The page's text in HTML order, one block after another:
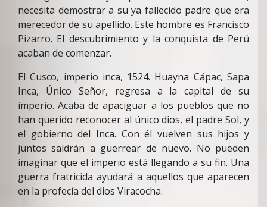
necesita demostrar a su ya fallecido padre que era
merecedor de su apellido. Este hombre es Francisco
Pizarro. El descubrimiento y la conquista de Perú
acaban de comenzar.
El Cusco, imperio inca, 1524. Huayna Cápac, Sapa
Inca, Único Señor, regresa a la capital de su
imperio. Acaba de apaciguar a los pueblos que no
han querido reconocer al único dios, el padre Sol, y
el gobierno del Inca. Con él vuelven sus hijos y
juntos saldrán a guerrear de nuevo. No pueden
imaginar que el imperio está llegando a su fin. Una
guerra fratricida ayudará a aquellos que aparecen
en la profecía del dios Viracocha.